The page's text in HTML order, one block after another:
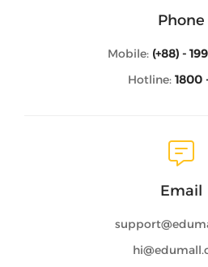
Phone
Mobile: (+88) -
Hotline: 1800
Email